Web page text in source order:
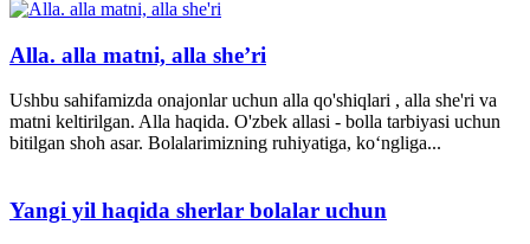
Alla. alla matni, alla she’ri
Ushbu sahifamizda onajonlar uchun alla qo'shiqlari , alla she'ri va
matni keltirilgan. Alla haqida. O'zbek allasi - bolla tarbiyasi uchun
bitilgan shoh asar. Bolalarimizning ruhiyatiga, ko‘ngliga...
Yangi yil haqida sherlar bolalar uchun